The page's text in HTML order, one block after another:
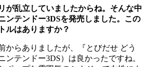
乱立していましたからね。そんな中
ンテンドー3DSを発売しました。この
ルはありますか？
らありましたが、『とびだせ どう
ンテンドー3DS）は良かったですね。